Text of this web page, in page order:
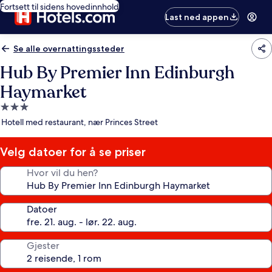
Fortsett til sidens hovedinnhold
Last ned appen
Se alle overnattingssteder
Hub By Premier Inn Edinburgh
Haymarket
Overnattingssted
med
stjerner
Hotell med restaurant, nær Princes Street
Velg datoer for å se priser
Hvor vil du hen?
Datoer
Gjester